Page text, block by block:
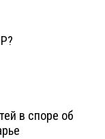
в споре об